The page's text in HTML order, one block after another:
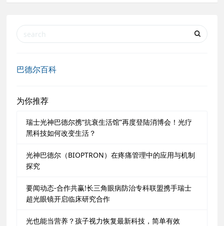
巴德尔百科
为你推荐
瑞士光神巴德尔携“抗衰生活馆”再度登陆消博会！光疗
黑科技如何改变生活？
光神巴德尔（BIOPTRON）在疼痛管理中的应用与机制
探究
要闻动态-合作共赢!长三角眼病防治专科联盟携手瑞士
超光眼镜开启临床研究合作
光也能当营养？孩子视力恢复最新科技，简单有效